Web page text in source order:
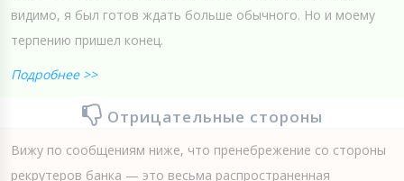
видимо, я был готов ждать больше обычного. Но и моему
терпению пришел конец.
Подробнее >>
Отрицательные стороны
Вижу по сообщениям ниже, что пренебрежение со стороны
рекрутеров банка — это весьма распространенная